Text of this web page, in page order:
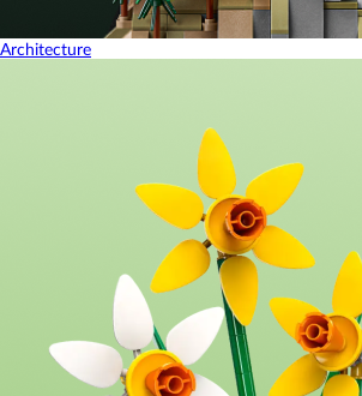
Architecture